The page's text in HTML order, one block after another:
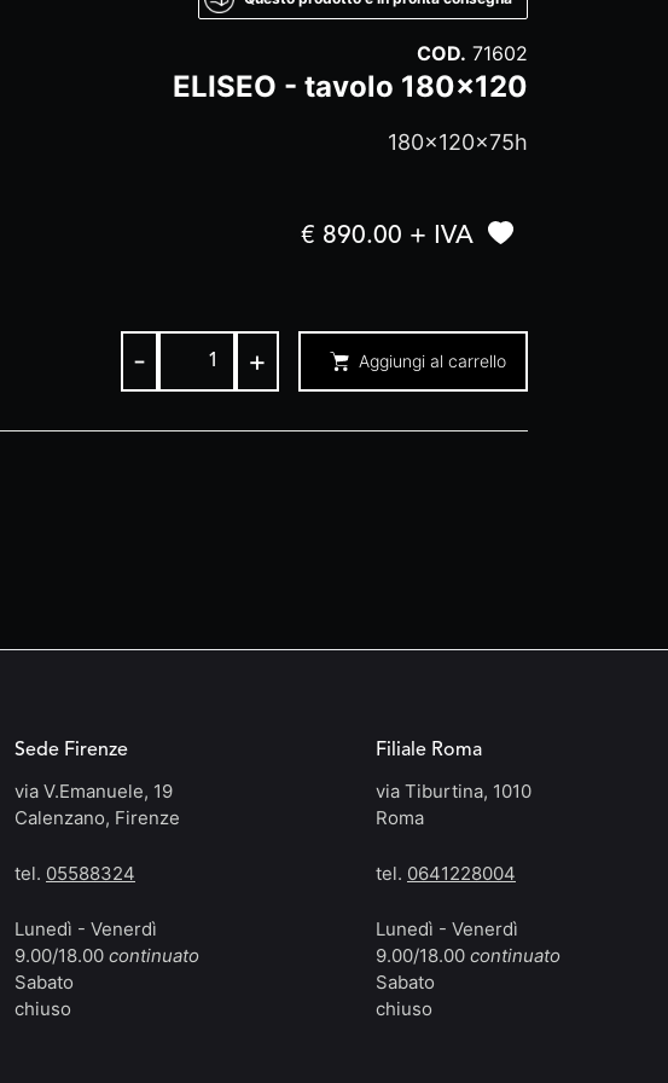
COD. 71602
ELISEO - tavolo 180x120
180x120x75h
€ 890.00 + IVA
- + Aggiungi al carrello
Sede Firenze
via V.Emanuele, 19
Calenzano, Firenze
tel. 05588324
Lunedì - Venerdì
9.00/18.00 continuato
Sabato
chiuso
Filiale Roma
via Tiburtina, 1010
Roma
tel. 0641228004
Lunedì - Venerdì
9.00/18.00 continuato
Sabato
chiuso